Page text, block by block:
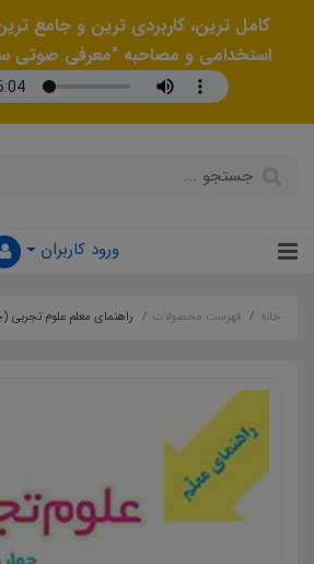
کامل ترین، کاربردی ترین و جامع
استخدامی و مصاحبه "معرفی صوتی
ورود کاربران
خانه فهرست محصولات راهنمای معلم علوم تجربی